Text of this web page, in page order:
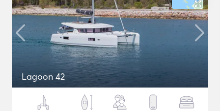
Lagoon 42